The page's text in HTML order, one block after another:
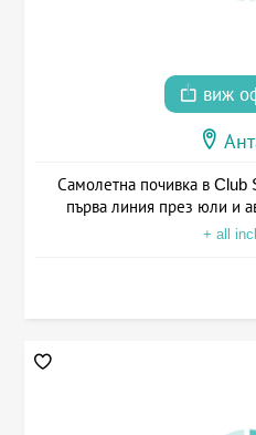
виж
Самолетна почивка в
първа линия през юли и
+ all